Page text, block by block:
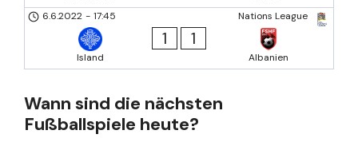
Nations League
6.6.2022 - 17:45
Island
1 1
Albanien
Wann sind die nächsten
Fußballspiele heute?